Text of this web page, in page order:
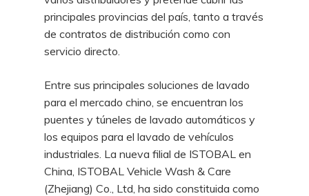
principales provincias del país, tanto a través
de contratos de distribución como con
servicio directo.
Entre sus principales soluciones de lavado
para el mercado chino, se encuentran los
puentes y túneles de lavado automáticos y
los equipos para el lavado de vehículos
industriales. La nueva filial de ISTOBAL en
China, ISTOBAL Vehicle Wash & Care
(Zhejiang) Co., Ltd, ha sido constituida como